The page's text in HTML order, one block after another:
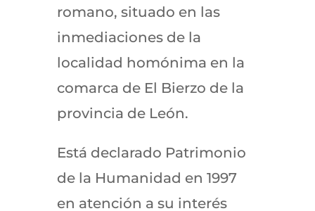
romano, situado en las
inmediaciones de la
localidad homónima en la
comarca de El Bierzo de la
provincia de León.
Está declarado Patrimonio
de la Humanidad en 1997
en atención a su interés